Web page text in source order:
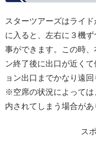
スターツアーズはライ
に入ると、左右に３機
事ができます。この時
ン終了後に出口が近く
ョン出口までかなり遠回
※空席の状況によっては
内されてしまう場合があ
ス